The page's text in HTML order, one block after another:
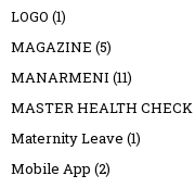
LOGO (1)
MAGAZINE (5)
MANARMENI (11)
MASTER HEALTH CHECK
Maternity Leave (1)
Mobile App (2)